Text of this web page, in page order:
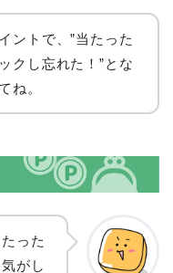
ントで、”当たった
クし忘れた！”とな
ね。
った
がし